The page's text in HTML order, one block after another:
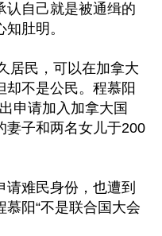
认自己就是被通缉的
肚明。
居民，可以在加拿大
却不是公民。程慕阳
申请加入加拿大国
妻子和两名女儿于200
难民身份，也遭到
阳“不是联合国大会